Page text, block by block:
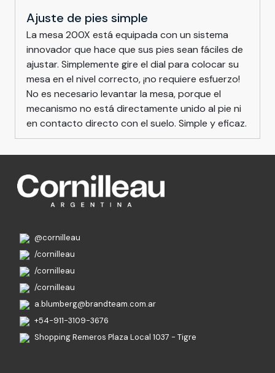
Ajuste de pies simple
La mesa 200X está equipada con un sistema
innovador que hace que sus pies sean fáciles de
ajustar. Simplemente gire el dial para colocar su
mesa en el nivel correcto, ¡no requiere esfuerzo!
No es necesario levantar la mesa, porque el
mecanismo no está directamente unido al pie ni
en contacto directo con el suelo. Simple y eficaz.
@cornilleau
/cornilleau
/cornilleau
/cornilleau
a.blumberg@brandteam.com.ar
+54-911-3109-3676
Shopping Remeros Plaza Local 1037 - Tigre